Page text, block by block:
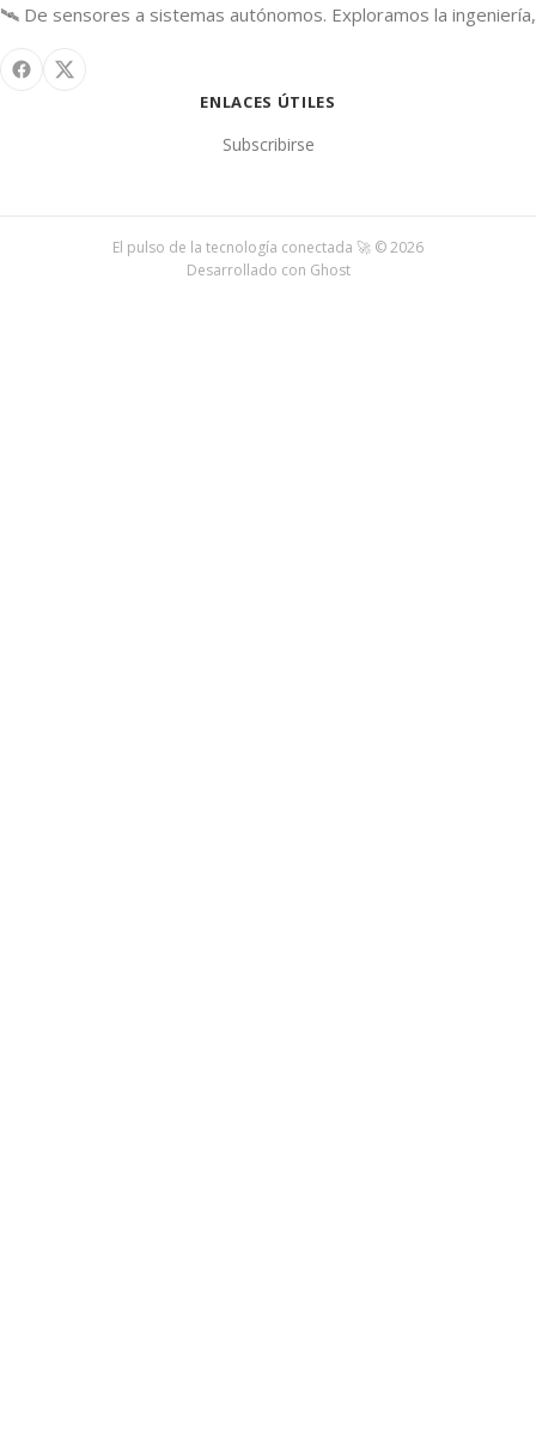
🛰️ De sensores a sistemas autónomos. Exploramos la
ENLACES ÚTILES
Subscribirse
El pulso de la tecnología conectada 🚀 © 2026
Desarrollado con Ghost